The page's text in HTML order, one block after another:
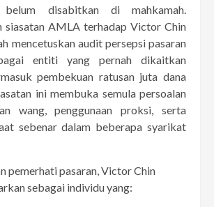
disabitkan di mahkamah.
siasatan AMLA terhadap Victor Chin
mencetuskan audit persepsi pasaran
entiti yang pernah dikaitkan
pembekuan ratusan juta dana
ini membuka semula persoalan
wang, penggunaan proksi, serta
sebenar dalam beberapa syarikat
pemerhati pasaran, Victor Chin
sebagai individu yang: